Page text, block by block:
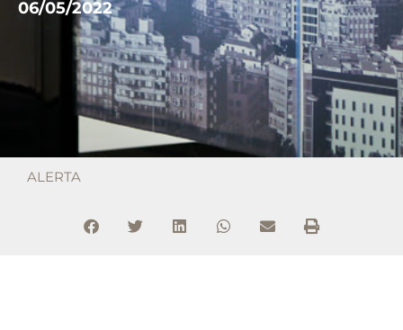
06/05/2022
ALERTA